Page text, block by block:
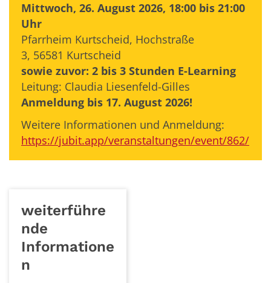
Mittwoch, 26. August 2026, 18:00 bis 21:00
Uhr
Pfarrheim Kurtscheid, Hochstraße
3, 56581 Kurtscheid
sowie zuvor: 2 bis 3 Stunden E-Learning
Leitung: Claudia Liesenfeld-Gilles
Anmeldung bis 17. August 2026!
Weitere Informationen und Anmeldung:
https://jubit.app/veranstaltungen/event/862/
weiterführe
nde
Informatione
n